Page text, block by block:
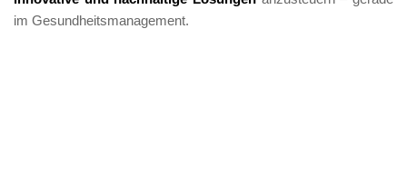
im Gesundheitsmanagement.